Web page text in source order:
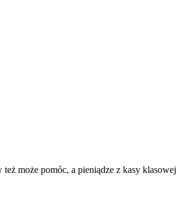
może pomóc, a pieniądze z kasy klasowej